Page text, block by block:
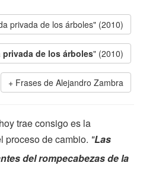
privada de los árboles" (2010)
privada de los árboles" (2010)
Frases de Alejandro Zambra
trae consigo es la
proceso de cambio. "Las
del rompecabezas de la